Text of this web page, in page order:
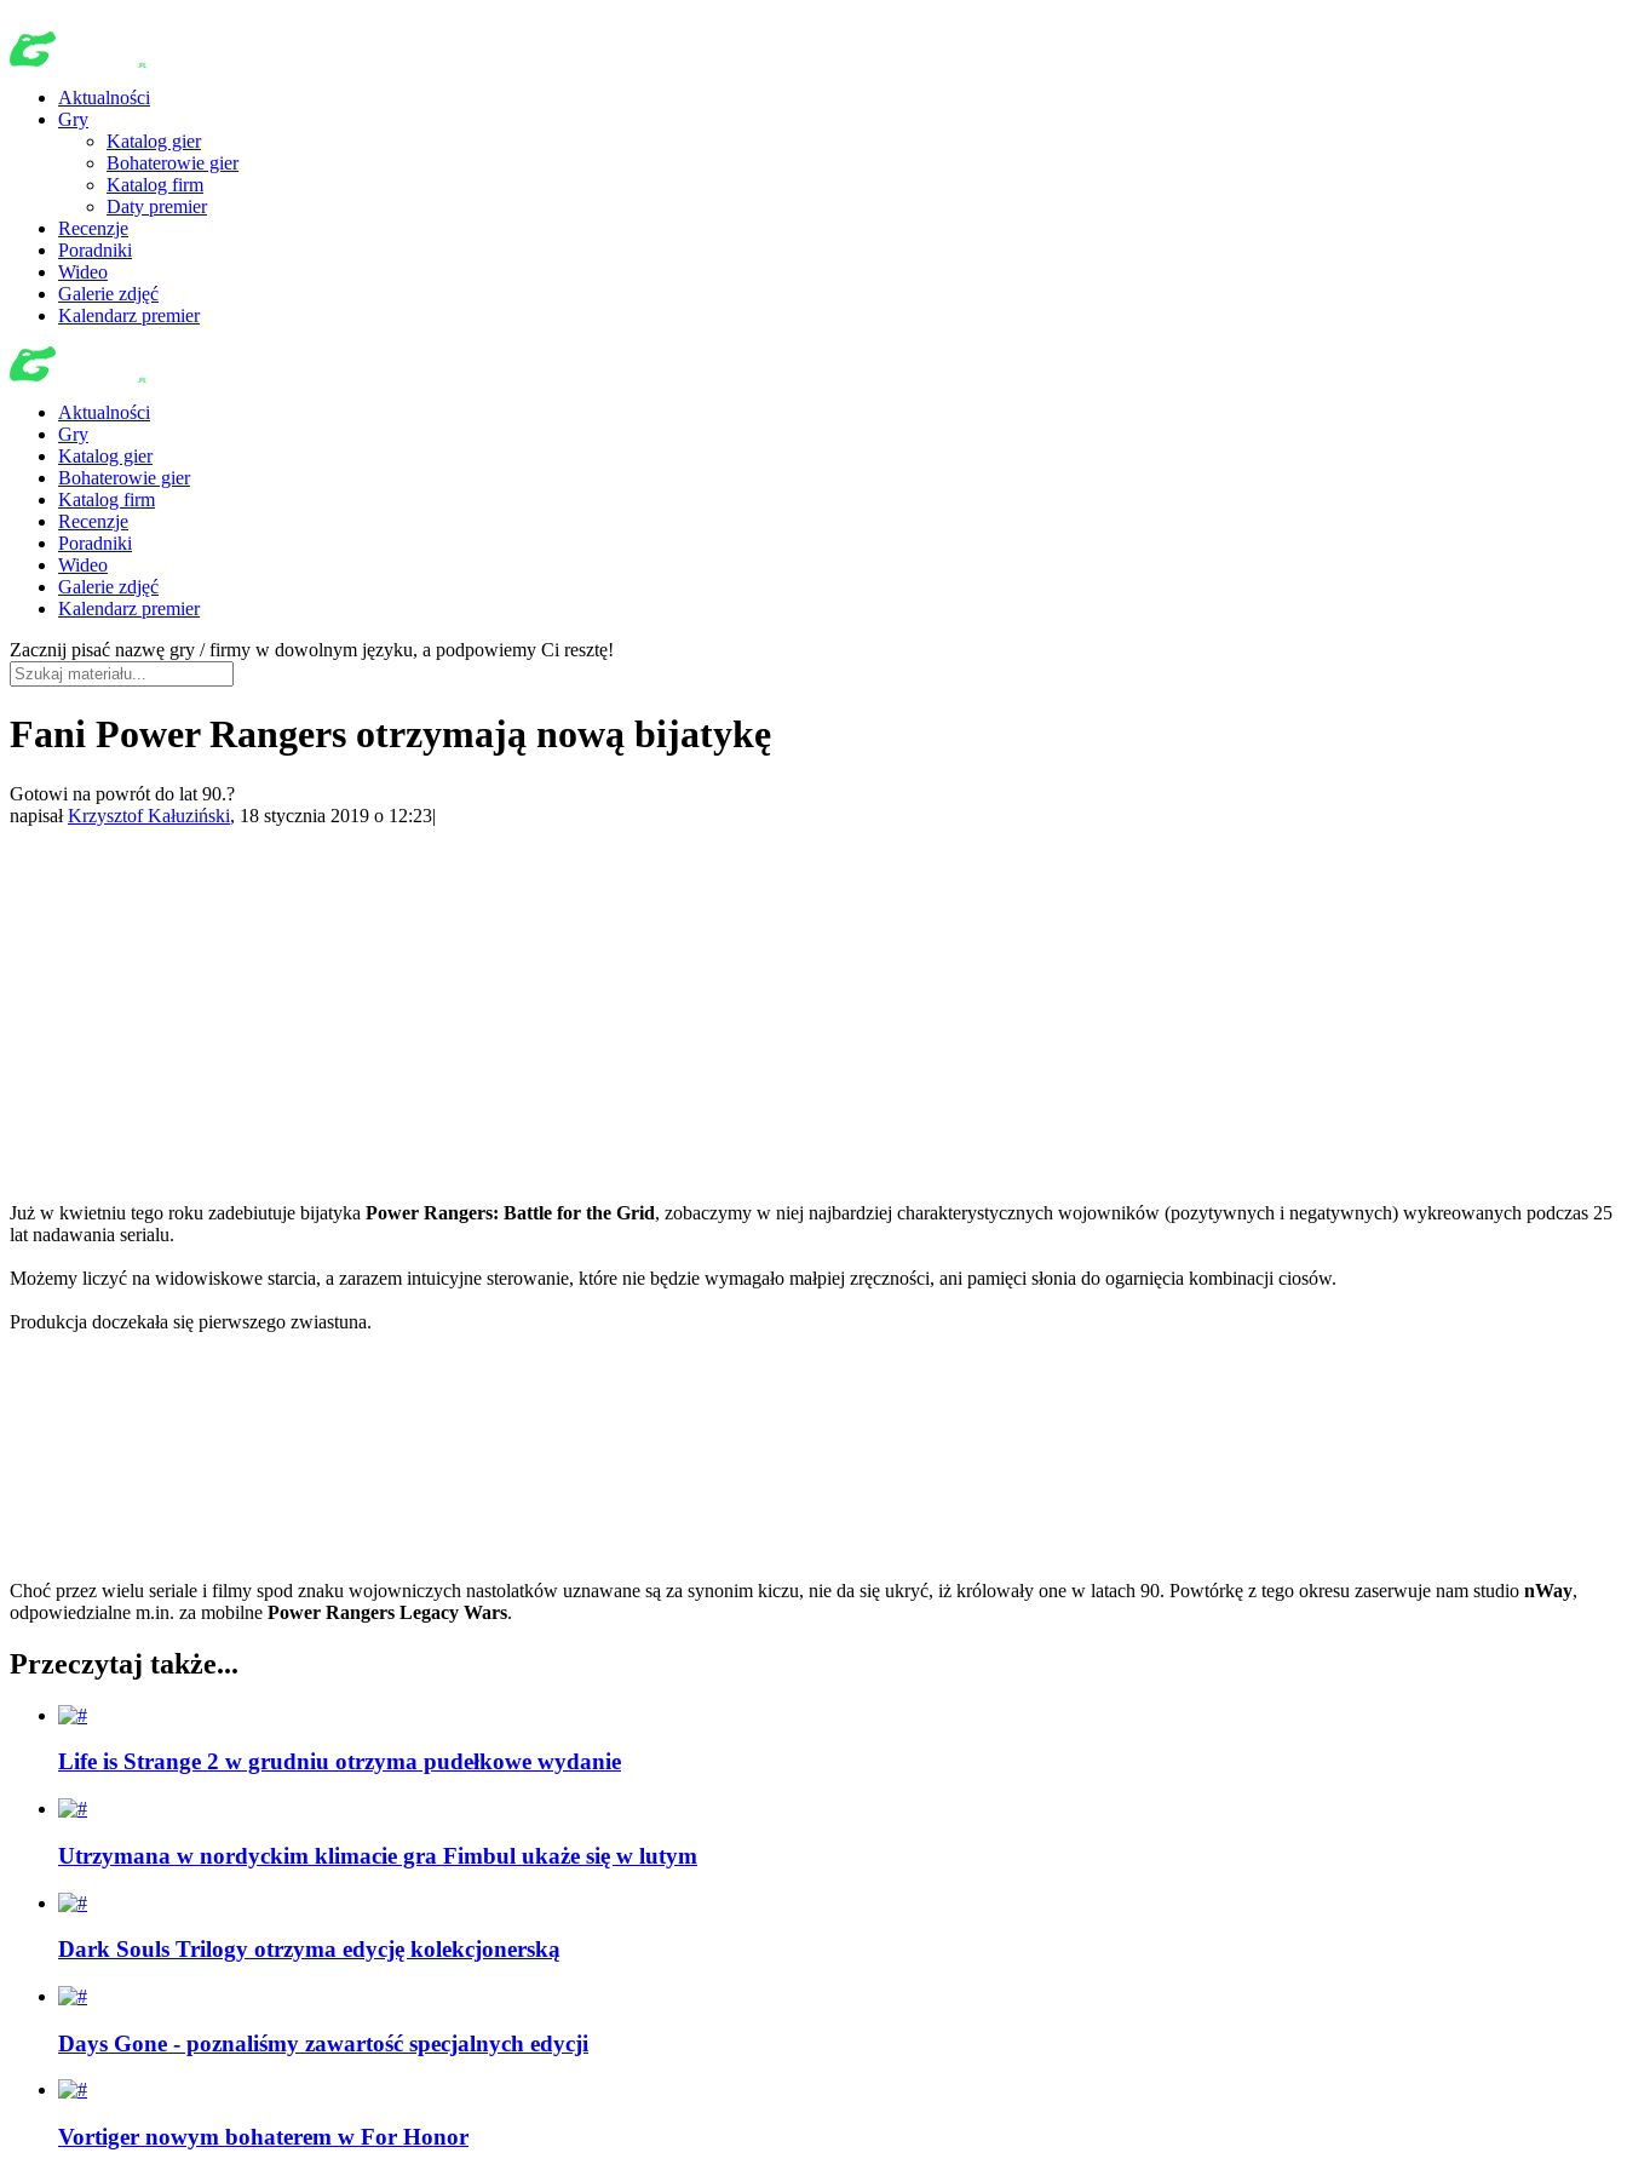
Aktualności
Gry
Katalog gier
Bohaterowie gier
Katalog firm
Daty premier
Recenzje
Poradniki
Wideo
Galerie zdjęć
Kalendarz premier
Aktualności
Gry
Katalog gier
Bohaterowie gier
Katalog firm
Recenzje
Poradniki
Wideo
Galerie zdjęć
Kalendarz premier
Zacznij pisać nazwę gry / firmy w dowolnym języku, a podpowiemy Ci resztę!
Fani Power Rangers otrzymają nową bijatykę
Gotowi na powrót do lat 90.?
napisałKrzysztof Kałuziński, 18 stycznia 2019 o 12:23|
Już w kwietniu tego roku zadebiutuje bijatyka Power Rangers: Battle for the Grid, zobaczymy w niej najbardziej charakterystycznych wojowników (pozytywnych i negatywnych) wykreowanych podczas 25
lat nadawania serialu.
Możemy liczyć na widowiskowe starcia, a zarazem intuicyjne sterowanie, które nie będzie wymagało małpiej zręczności, ani pamięci słonia do ogarnięcia kombinacji ciosów.
Produkcja doczekała się pierwszego zwiastuna.
Choć przez wielu seriale i filmy spod znaku wojowniczych nastolatków uznawane są za synonim kiczu, nie da się ukryć, iż królowały one w latach 90. Powtórkę z tego okresu zaserwuje nam studio nWay,
odpowiedzialne m.in. za mobilne Power Rangers Legacy Wars.
Przeczytaj także...
Life is Strange 2 w grudniu otrzyma pudełkowe wydanie
Utrzymana w nordyckim klimacie gra Fimbul ukaże się w lutym
Dark Souls Trilogy otrzyma edycję kolekcjonerską
Days Gone - poznaliśmy zawartość specjalnych edycji
Vortiger nowym bohaterem w For Honor